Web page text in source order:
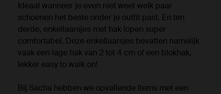
Ideaal wanneer je even niet weet welk paar
schoenen het beste onder je outfit past. En ten
derde, enkellaarsjes met hak lopen super
comfortabel. Deze enkellaarsjes bevatten namelijk
vaak een lage hak van 2 tot 4 cm of een blokhak,
lekker easy to walk on!
Bij Sacha hebben we opvallende items met een